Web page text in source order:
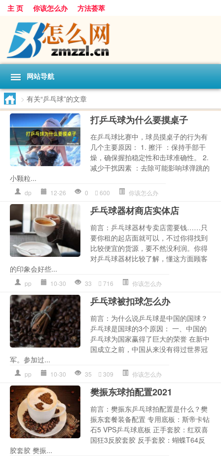
主 页 你该怎么办 方法荟萃
网站导航
> 有关“乒乓球”的文章
打乒乓球为什么要摸桌子
在乒乓球比赛中，球员摸桌子的行为有
几个主要原因： 1. 擦汗 ：保持手部干
燥，确保握拍稳定性和击球准确性。 2.
减少干扰因素 ：去除可能影响球弹跳的
小颗粒...
dp 12-26 0 600 你该怎么办
乒乓球器材商店实体店
前言：乒乓球器材专卖店需要钱……只
要你租的起店面就可以，不过你得找到
比较便宜的货源，要不然没利润。你得
对乒乓球器材比较了解，懂这方面顾客
的印象会好些...
pp 10-30 33 716 你该怎么办
乒乓球被扣球怎么办
前言：为什么说乒乓球是中国的国球？
乒乓球是国球的3个原因： 一、中国的
乒乓球为国家赢得了巨大的荣誉 在新中
国成立之前，中国从来没有得过世界冠
军。参加过...
pp 10-30 35 309 你该怎么办
樊振东球拍配置2021
前言：樊振东乒乓球拍配置是什么？樊
振东套餐装备配置 专用底板：斯帝卡钻
石5 VPS乒乓球底板 正手套胶：红双喜
国狂3反胶套胶 反手套胶：蝴蝶T64反
胶套胶 樊振...